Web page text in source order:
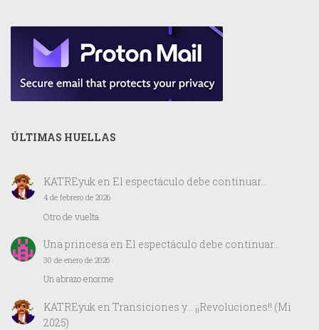
ÚLTIMAS HUELLAS
KATREyuken El espectáculo debe continuar…
4 de febrero de 2026
Otro de vuelta
Una princesaen El espectáculo debe continuar…
30 de enero de 2026
Un abrazo enorme
KATREyuk en Transiciones y… ¡¡Revoluciones!! (Mi
2025)